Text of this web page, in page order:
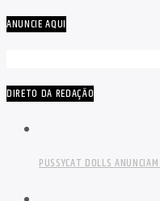
ANUNCIE AQUI
DIRETO DA REDAÇÃO
PUSSYCAT DOLLS